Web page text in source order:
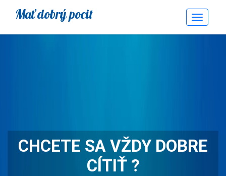
CHCETE SA VŽDY DOBRE
CÍTIŤ ?
Mať dobrý pocit
Toggle